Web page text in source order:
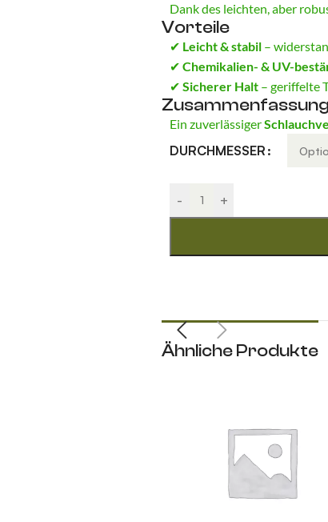
Dank des leichten, aber
Vorteile
✔ Leicht & stabil –
✔ Chemikalien- & UV-
✔ Sicherer Halt – geriffelte
Zusammenfassung
Ein zuverlässiger
DURCHMESSER
- +
Alternative:
Ähnliche Produkte